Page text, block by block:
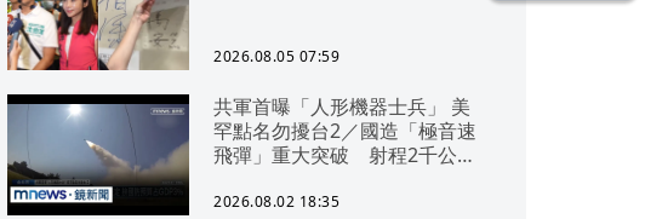
2026.08.05 07:59
共軍首曝「人形機器士兵」 美
罕點名勿擾台2／國造「極音速
飛彈」重大突破 射程2千公里
2026.08.02 18:35